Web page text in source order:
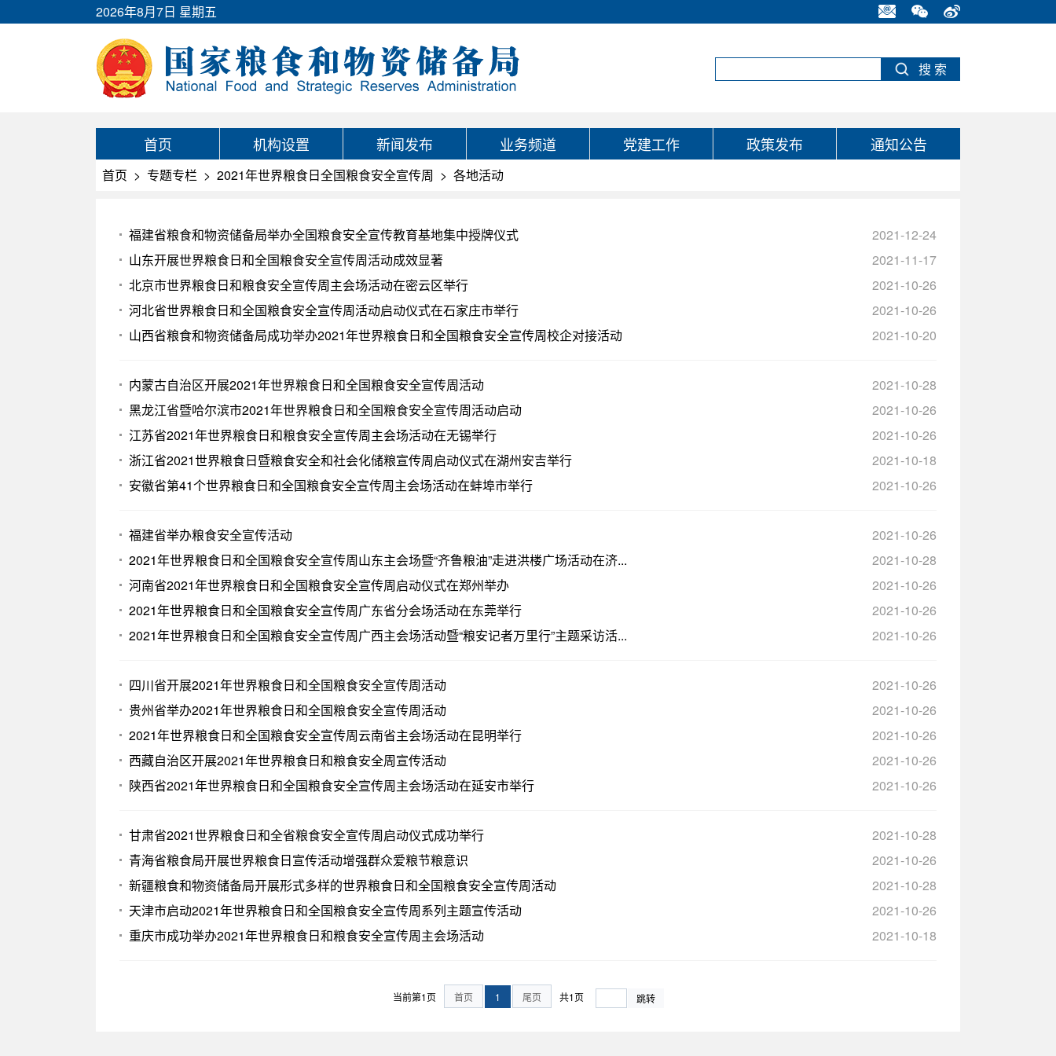
2026年8月7日 星期五
首页 机构设置 新闻发布 业务频道 党建工作 政策发布 通知公告
首页 > 专题专栏 > 2021年世界粮食日全国粮食安全宣传周 > 各地活动
福建省粮食和物资储备局举办全国粮食安全宣传教育基地集中授牌仪式
2021-12-24
山东开展世界粮食日和全国粮食安全宣传周活动成效显著
2021-11-17
北京市世界粮食日和粮食安全宣传周主会场活动在密云区举行
2021-10-26
河北省世界粮食日和全国粮食安全宣传周活动启动仪式在石家庄市举行
2021-10-26
山西省粮食和物资储备局成功举办2021年世界粮食日和全国粮食安全宣传周校企对接活动
2021-10-20
内蒙古自治区开展2021年世界粮食日和全国粮食安全宣传周活动
2021-10-28
黑龙江省暨哈尔滨市2021年世界粮食日和全国粮食安全宣传周活动启动
2021-10-26
江苏省2021年世界粮食日和粮食安全宣传周主会场活动在无锡举行
2021-10-26
浙江省2021世界粮食日暨粮食安全和社会化储粮宣传周启动仪式在湖州安吉举行
2021-10-18
安徽省第41个世界粮食日和全国粮食安全宣传周主会场活动在蚌埠市举行
2021-10-26
福建省举办粮食安全宣传活动
2021-10-26
2021年世界粮食日和全国粮食安全宣传周山东主会场暨“齐鲁粮油”走进洪楼广场活动在济...
2021-10-28
河南省2021年世界粮食日和全国粮食安全宣传周启动仪式在郑州举办
2021-10-26
2021年世界粮食日和全国粮食安全宣传周广东省分会场活动在东莞举行
2021-10-26
2021年世界粮食日和全国粮食安全宣传周广西主会场活动暨“粮安记者万里行”主题采访活...
2021-10-26
四川省开展2021年世界粮食日和全国粮食安全宣传周活动
2021-10-26
贵州省举办2021年世界粮食日和全国粮食安全宣传周活动
2021-10-26
2021年世界粮食日和全国粮食安全宣传周云南省主会场活动在昆明举行
2021-10-26
西藏自治区开展2021年世界粮食日和粮食安全周宣传活动
2021-10-26
陕西省2021年世界粮食日和全国粮食安全宣传周主会场活动在延安市举行
2021-10-26
甘肃省2021世界粮食日和全省粮食安全宣传周启动仪式成功举行
2021-10-28
青海省粮食局开展世界粮食日宣传活动增强群众爱粮节粮意识
2021-10-26
新疆粮食和物资储备局开展形式多样的世界粮食日和全国粮食安全宣传周活动
2021-10-28
天津市启动2021年世界粮食日和全国粮食安全宣传周系列主题宣传活动
2021-10-26
重庆市成功举办2021年世界粮食日和粮食安全宣传周主会场活动
2021-10-18
当前第1页 首页 1 尾页 共1页 跳转